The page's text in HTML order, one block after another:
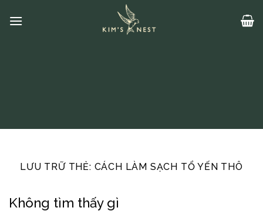
qua
LƯU TRỮ THẺ: CÁCH LÀM SẠCH TỔ YẾN THÔ
Không tìm thấy gì